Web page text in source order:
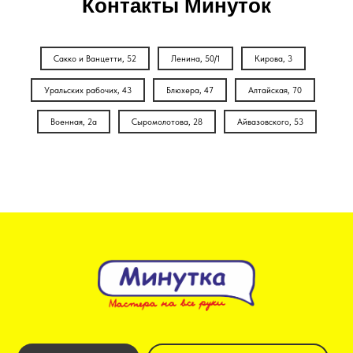
Контакты Минуток
Сакко и Ванцетти, 52 Ленина, 50/1 Кирова, 3
Уральских рабочих, 43 Блюхера, 47 Алтайская, 70
Военная, 2а Сыромолотова, 28 Айвазовского, 53